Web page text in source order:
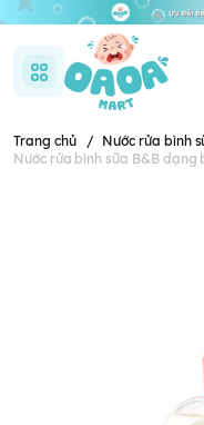
Trang chủ / Nước rửa bình
Nước rửa bình sữa B&B dạng